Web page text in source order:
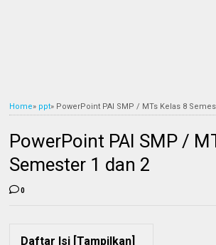
Home» ppt» PowerPoint PAI SMP / MTs Kelas 8
PowerPoint PAI SMP /
Semester 1 dan 2
0
Daftar Isi [Tampilkan]